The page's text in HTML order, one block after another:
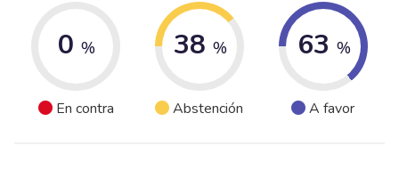
0 %
En contra
38 %
Abstención
63 %
A favor